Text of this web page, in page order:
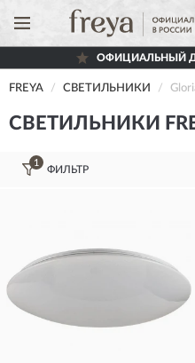
ОФИЦИАЛЬНЫЙ
FREYA СВЕТИЛЬНИКИ
СВЕТИЛЬНИКИ
1
ФИЛЬТР